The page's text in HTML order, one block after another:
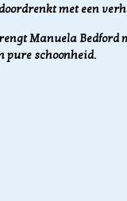
met een
Manuela Bedford
pure schoonheid.